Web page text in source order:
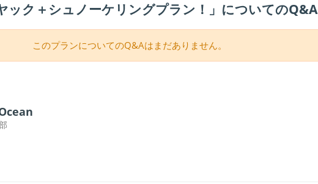
ック＋シュノーケリングプラン！」についてのQ&A
このプランについてのQ&Aはまだありません。